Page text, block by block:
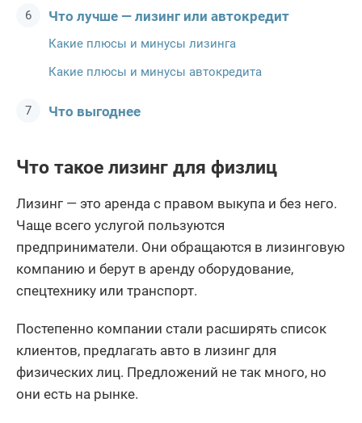
Что лучше — лизинг или автокредит
Какие плюсы и минусы лизинга
Какие плюсы и минусы автокредита
Что выгоднее
Что такое лизинг для физлиц
Лизинг — это аренда с правом выкупа и без него.
Чаще всего услугой пользуются
предприниматели. Они обращаются в лизинговую
компанию и берут в аренду оборудование,
спецтехнику или транспорт.
Постепенно компании стали расширять список
клиентов, предлагать авто в лизинг для
физических лиц. Предложений не так много, но
они есть на рынке.